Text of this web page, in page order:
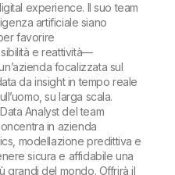
experience. Il suo team
artificiale siano
favorire
e reattività—
focalizzata sul
da insight in tempo reale
su larga scala.
Analyst del team
in azienda
modellazione predittiva e
sicura e affidabile una
grandi del mondo. Offrirà il